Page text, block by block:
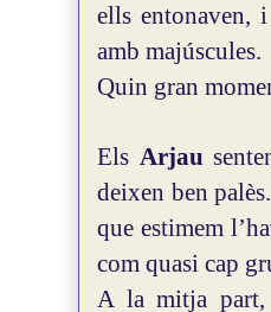
ells entonaven,
amb majúscules.
Quin gran
Els Arjau
deixen ben
que estimem
com quasi cap
A la mitja part,